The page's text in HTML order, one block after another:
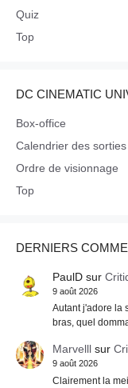
Quiz
Top
DC CINEMATIC
Box-office
Calendrier des sorties
Ordre de visionnage
Top
DERNIERS
PaulDsur
9 août 2026
Autant j'adore la
bras, quel
Marvelllsur
9 août 2026
Clairement la